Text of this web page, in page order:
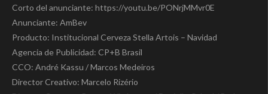
Corto del anunciante: https://youtu.be/PONrjMMvr0E
Anunciante: AmBev
Producto: Institucional Cerveza Stella Artois – Navidad
Agencia de Publicidad: CP+B Brasil
CCO: André Kassu / Marcos Medeiros
Director Creativo: Marcelo Rizério